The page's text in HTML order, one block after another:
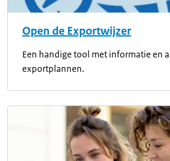
Open de Exportwijzer
Een handige tool met informatie en
exportplannen.